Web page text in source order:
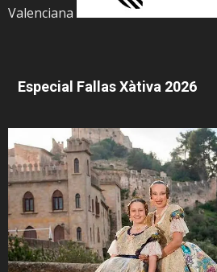
Valenciana
Especial Fallas Xàtiva 2026